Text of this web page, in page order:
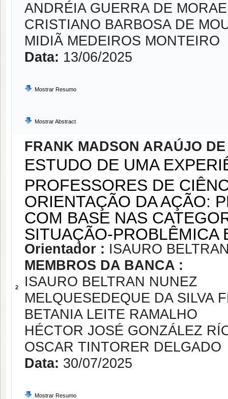
ANDRÉIA GUERRA DE
CRISTIANO BARBOSA DE
MIDIÃ MEDEIROS MONTEIRO
Data: 13/06/2025
Mostrar Resumo
Mostrar Abstract
2
FRANK MADSON ARAÚJO
ESTUDO DE UMA
PROFESSORES DE
ORIENTAÇÃO DA AÇÃO:
COM BASE NAS
SITUAÇÃO-PROBLÊMICA
Orientador : ISAURO
MEMBROS DA BANCA :
ISAURO BELTRAN NUNEZ
MELQUESEDEQUE DA SILVA
BETANIA LEITE RAMALHO
HÉCTOR JOSÉ GONZÁLEZ
OSCAR TINTORER DELGADO
Data: 30/07/2025
Mostrar Resumo